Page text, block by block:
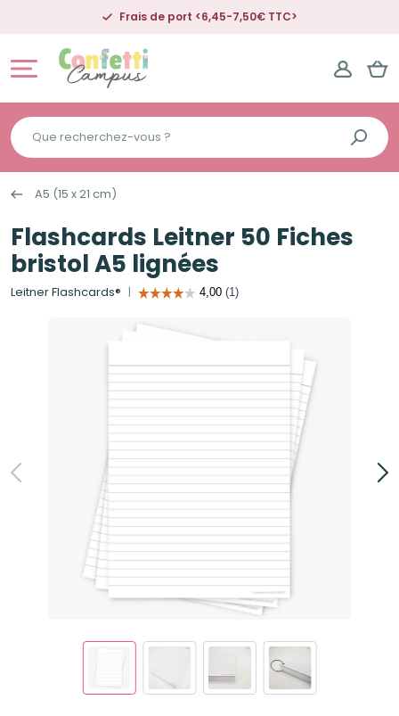
Frais de port <6,45-7,50€ TTC>
Que
recherchez-
vous
?
A5 (15 x 21 cm)
Flashcards Leitner 50 Fiches
bristol A5 lignées
Leitner Flashcards®